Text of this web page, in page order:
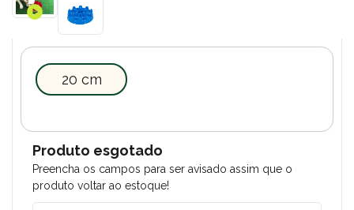
20 cm
Produto esgotado
Preencha os campos para ser avisado assim que o
produto voltar ao estoque!